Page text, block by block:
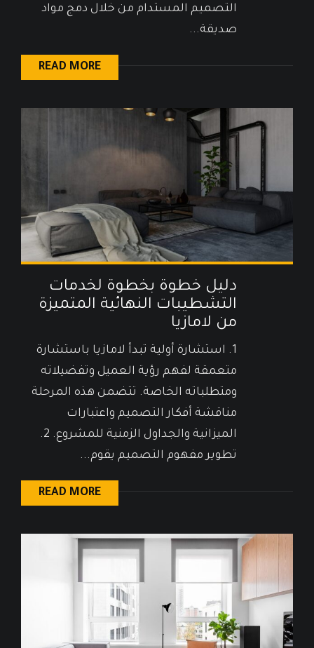
التصميم المستدام من خلال دمج مواد
صديقة...
READ MORE
دليل خطوة بخطوة لخدمات
التشطيبات النهائية المتميزة
من لامازيا
1. استشارة أولية تبدأ لامازيا باستشارة
متعمقة لفهم رؤية العميل وتفضيلاته
ومتطلباته الخاصة. تتضمن هذه المرحلة
مناقشة أفكار التصميم واعتبارات
الميزانية والجداول الزمنية للمشروع. 2.
تطوير مفهوم التصميم يقوم...
READ MORE